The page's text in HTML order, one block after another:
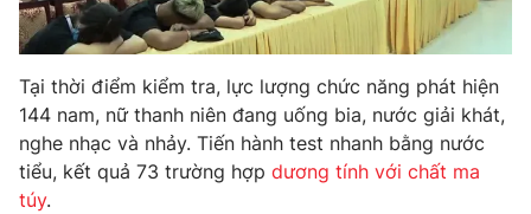
Photo Infographic
Video Shorts video
VTV Money VTV Thể thao
Tại thời điểm kiểm tra, lực lượng chức năng phát hiện
144 nam, nữ thanh niên đang uống bia, nước giải khát,
nghe nhạc và nhảy. Tiến hành test nhanh bằng nước
tiểu, kết quả 73 trường hợp dương tính với chất ma
túy.